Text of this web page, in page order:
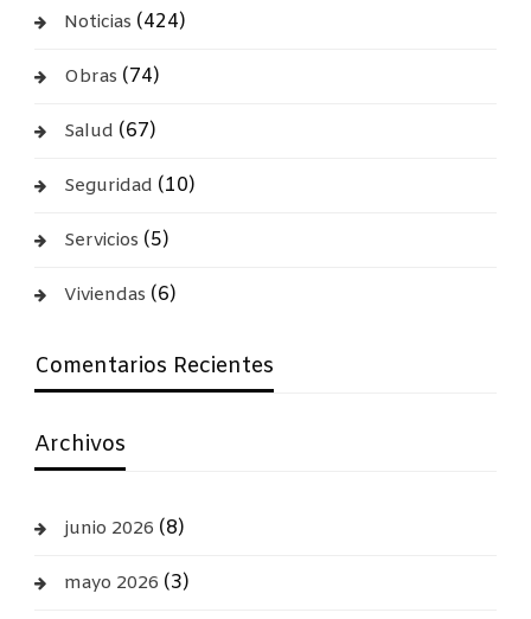
Noticias (424)
Obras (74)
Salud (67)
Seguridad (10)
Servicios (5)
Viviendas (6)
Comentarios Recientes
Archivos
junio 2026 (8)
mayo 2026 (3)